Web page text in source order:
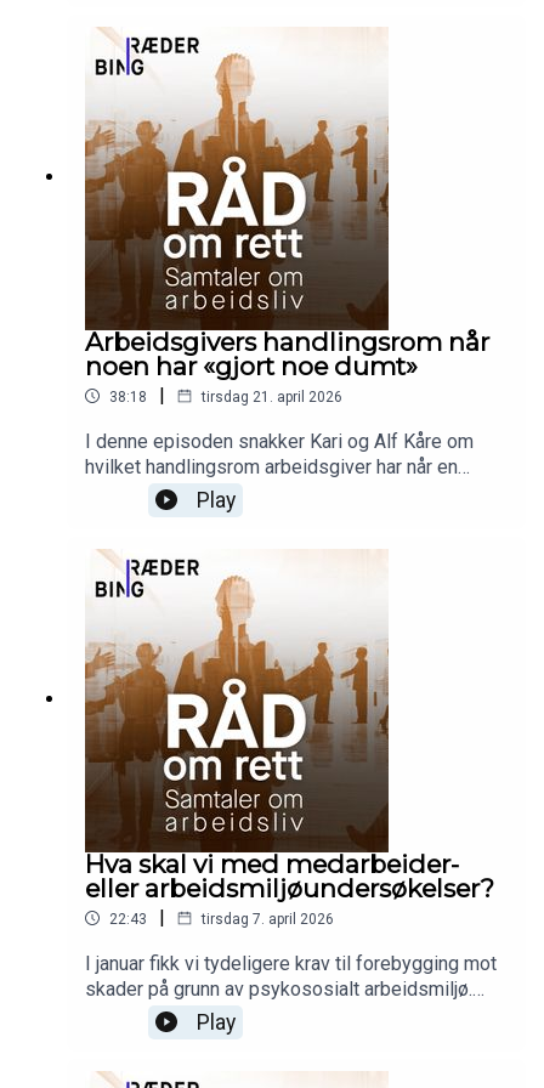
konkrete HMS-regler. Hva bør vi gjøre på forhånd,
hva kan skje og hva kan vi gjøre etterpå?
Arbeidsgivers handlingsrom når
noen har «gjort noe dumt»
38:18 | tirsdag 21. april 2026
I denne episoden snakker Kari og Alf Kåre om
hvilket handlingsrom arbeidsgiver har når en
ansatt har «gjort noe dumt», enten det er
straffbare handlinger eller annet dumt, på jobb
eller i fritiden. Hva gir grunnlag for advarsel,
oppsigelse eller avskjed?
Play
Hva skal vi med medarbeider-
eller arbeidsmiljøundersøkelser?
22:43 | tirsdag 7. april 2026
I januar fikk vi tydeligere krav til forebygging mot
skader på grunn av psykososialt arbeidsmiljø.
Kari snakker med Øycoachen Hedvig Rognerud
om verdien av medarbeider- eller
arbeidsmiljøundersøkelser og hvorfor det å ikke
Play